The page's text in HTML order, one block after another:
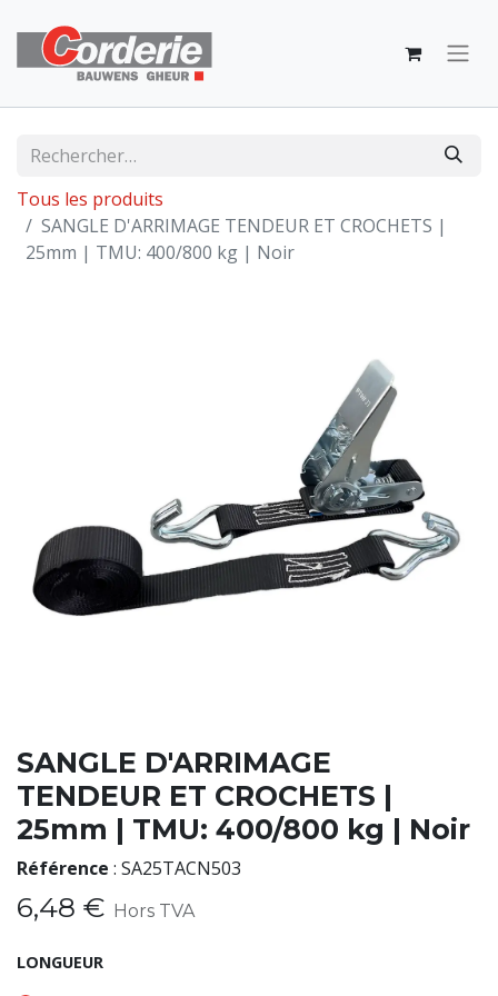
Tous les produits
SANGLE D'ARRIMAGE TENDEUR ET CROCHETS |
25mm | TMU: 400/800 kg | Noir
SANGLE D'ARRIMAGE
TENDEUR ET CROCHETS |
25mm | TMU: 400/800 kg | Noir
Référence : SA25TACN503
6,48 € Hors TVA
LONGUEUR